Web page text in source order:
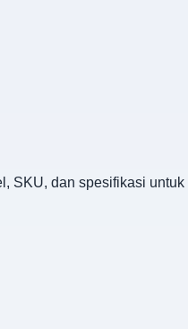
SKU, dan spesifikasi